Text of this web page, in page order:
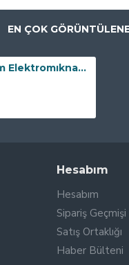
EN ÇOK
Ø60x37 mm Elektromıknatıs - 100 kg Çekim Gücü
Hesabım
Hesabım
Sipariş Geçmişi
Satış Ortaklığı
Haber Bülteni